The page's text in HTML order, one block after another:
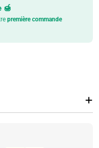
🍯
première commande